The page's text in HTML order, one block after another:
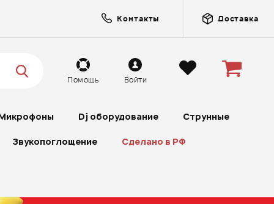
Контакты Доставка
Помощь Войти
Dj оборудование Струнные
Звукопоглощение Сделано в РФ